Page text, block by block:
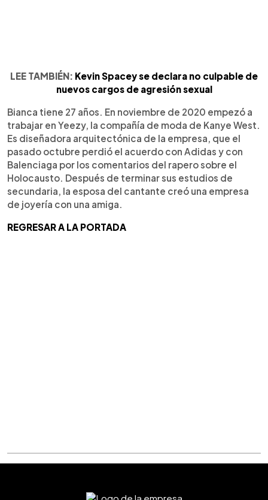
LEE TAMBIÉN: Kevin Spacey se declara no culpable de
nuevos cargos de agresión sexual
Bianca tiene 27 años. En noviembre de 2020 empezó a
trabajar en Yeezy, la compañía de moda de Kanye West.
Es diseñadora arquitectónica de la empresa, que el
pasado octubre perdió el acuerdo con Adidas y con
Balenciaga por los comentarios del rapero sobre el
Holocausto. Después de terminar sus estudios de
secundaria, la esposa del cantante creó una empresa
de joyería con una amiga.
REGRESAR A LA PORTADA